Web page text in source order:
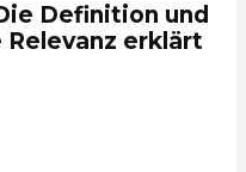
Definition und
erklärt